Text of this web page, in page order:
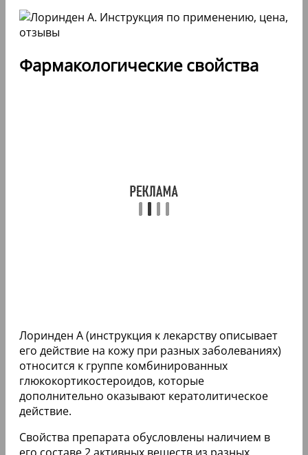
Фармакологические свойства
Лоринден А (инструкция к лекарству описывает
его действие на кожу при разных заболеваниях)
относится к группе комбинированных
глюкокортикостероидов, которые
дополнительно оказывают кератолитическое
действие.
Свойства препарата обусловлены наличием в